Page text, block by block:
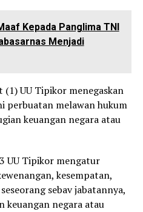
Kepada Panglima TNI
Menjadi
(1) UU Tipikor menegaskan
perbuatan melawan hukum
keuangan negara atau
UU Tipikor mengatur
kesempatan,
sebav jabatannya,
keuangan negara atau